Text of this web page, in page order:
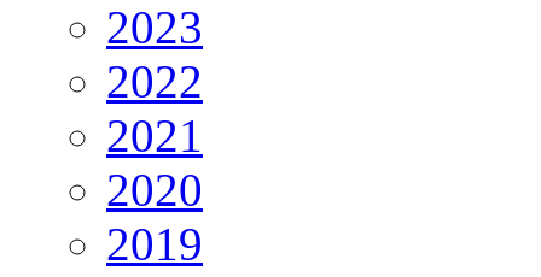
2023
2022
2021
2020
2019